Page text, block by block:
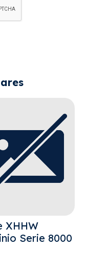
XHHW
Serie 8000